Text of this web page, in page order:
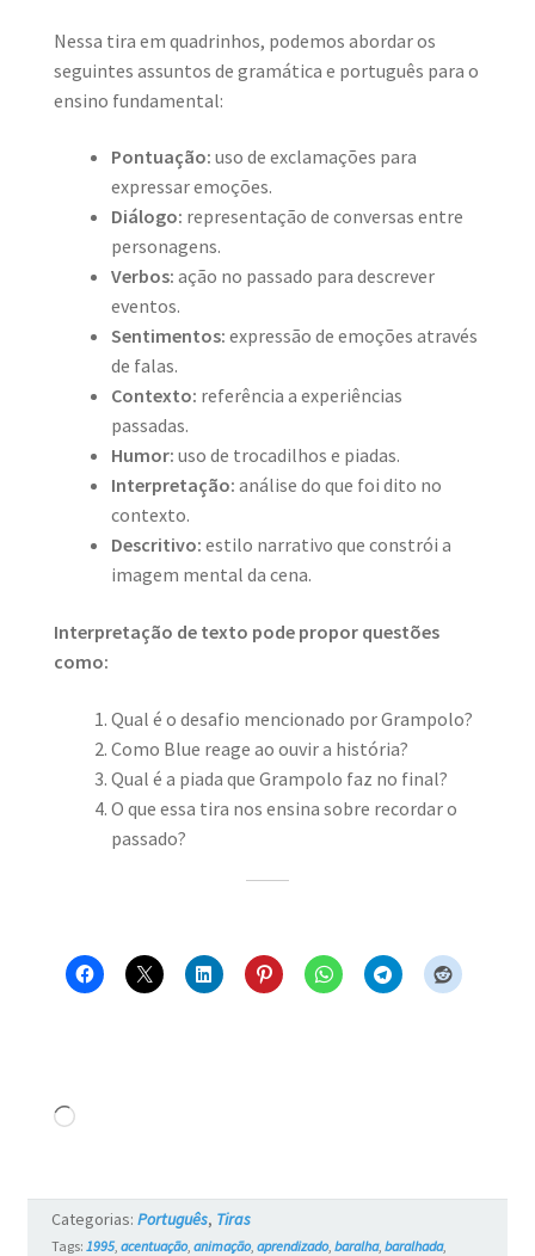
Nessa tira em quadrinhos, podemos abordar os
seguintes assuntos de gramática e português para o
ensino fundamental:
Pontuação: uso de exclamações para
expressar emoções.
Diálogo: representação de conversas entre
personagens.
Verbos: ação no passado para descrever
eventos.
Sentimentos: expressão de emoções através
de falas.
Contexto: referência a experiências
passadas.
Humor: uso de trocadilhos e piadas.
Interpretação: análise do que foi dito no
contexto.
Descritivo: estilo narrativo que constrói a
imagem mental da cena.
Interpretação de texto pode propor questões
como:
Qual é o desafio mencionado por Grampolo?
Como Blue reage ao ouvir a história?
Qual é a piada que Grampolo faz no final?
O que essa tira nos ensina sobre recordar o
passado?
Carregando...
Categorias: Português, Tiras
Tags: 1995, acentuação, animação, aprendizado, baralha, baralhada,